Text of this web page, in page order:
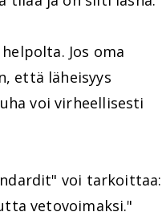
Jos oma
että läheisyys
voi virheellisesti
voi tarkoittaa:
vetovoimaksi."